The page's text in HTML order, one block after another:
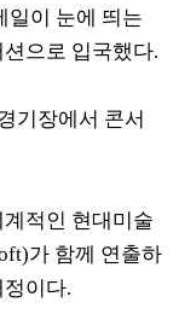
일이 눈에 띄는
으로 입국했다.
기장에서 콘서
적인 현대미술
가 함께 연출하
이다.